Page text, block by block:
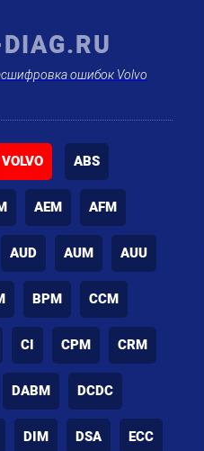
ошибок Volvo
ABS
AEM AFM
AUD AUM AUU
BPM CCM
CI CPM CRM
DABM DCDC
DIM DSA ECC